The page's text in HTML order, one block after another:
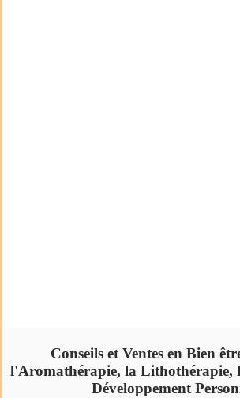
Conseils et Ventes en Bien
l'Aromathérapie, la Lithothérapie,
Développement